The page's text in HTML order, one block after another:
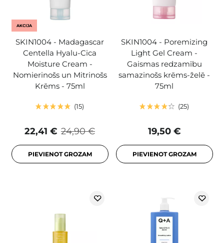
AKCIJA
SKIN1004 - Madagascar
Centella Hyalu-Cica
Moisture Cream -
Nomierinošs un Mitrinošs
Krēms - 75ml
15
24,90 €
22,41 €
PIEVIENOT GROZAM
SKIN1004 - Poremizing
Light Gel Cream -
Gaismas redzamību
samazinošs krēms-želē -
75ml
25
19,50 €
PIEVIENOT GROZAM